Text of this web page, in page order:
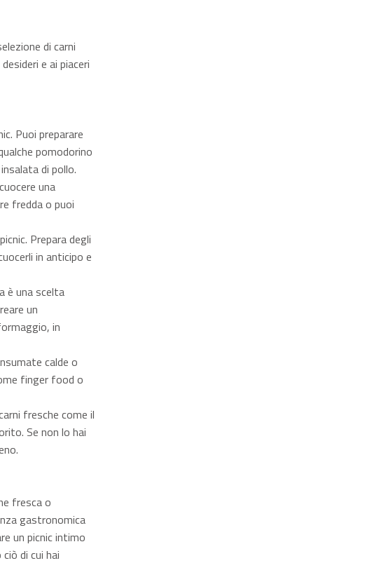
di carni
e ai piaceri
Puoi preparare
pomodorino
di pollo.
una
fredda o puoi
Prepara degli
in anticipo e
è una scelta
un
in
calde o
finger food o
fresche come il
Se non lo hai
fresca o
gastronomica
un picnic intimo
di cui hai